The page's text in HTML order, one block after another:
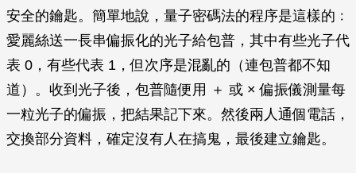
安全的鑰匙。簡單地說，量子密碼法的程序是這樣的﹕
愛麗絲送一長串偏振化的光子給包普，其中有些光子代
表 0，有些代表 1，但次序是混亂的（連包普都不知
道）。收到光子後，包普隨便用 ＋ 或 × 偏振儀測量每
一粒光子的偏振，把結果記下來。然後兩人通個電話，
交換部分資料，確定沒有人在搞鬼，最後建立鑰匙。